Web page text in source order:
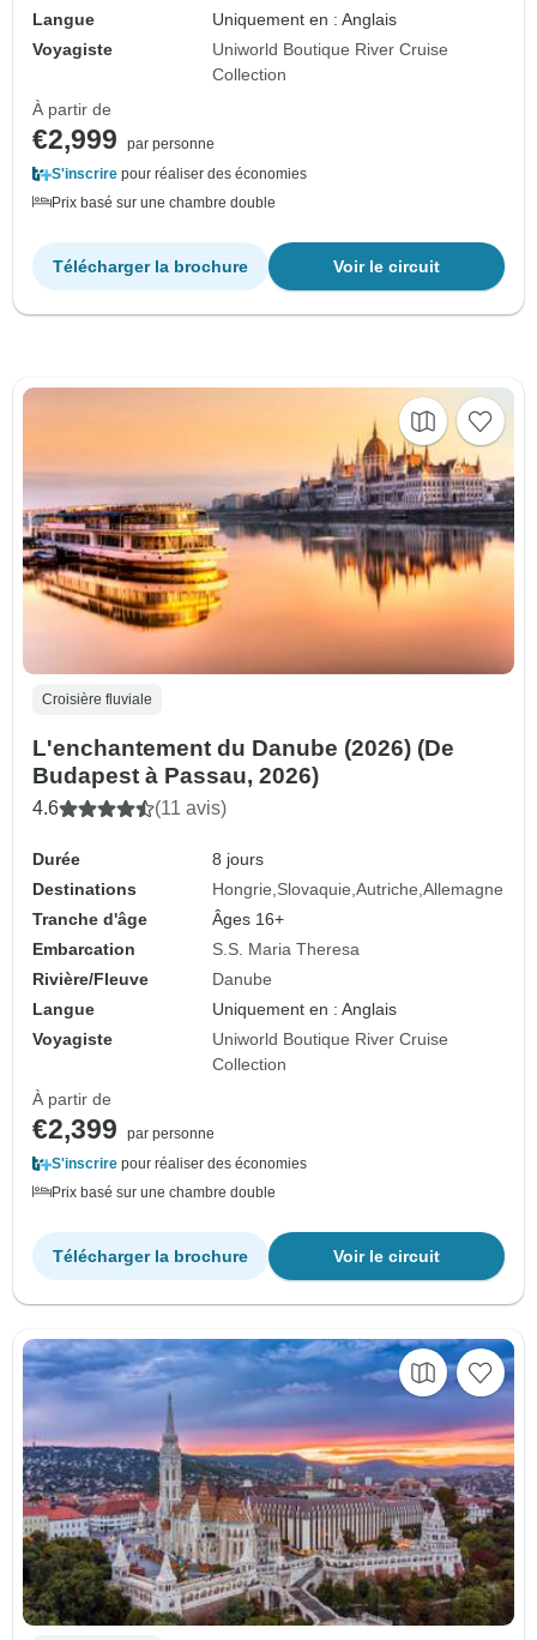
Langue
Uniquement en : Anglais
Voyagiste
Uniworld Boutique River Cruise
Collection
À partir de
€2,999
par personne
S'inscrire pour réaliser des économies
Prix basé sur une chambre double
Voir le circuit
Télécharger la brochure
Croisière fluviale
L'enchantement du Danube (2026) (De
Budapest à Passau, 2026)
4.6 (11 avis)
Durée
8 jours
Destinations
Hongrie Slovaquie Autriche Allemagne
Tranche d'âge
Âges 16+
Embarcation
S.S. Maria Theresa
Rivière/Fleuve
Danube
Langue
Uniquement en : Anglais
Voyagiste
Uniworld Boutique River Cruise
Collection
À partir de
€2,399
par personne
S'inscrire pour réaliser des économies
Prix basé sur une chambre double
Voir le circuit
Télécharger la brochure